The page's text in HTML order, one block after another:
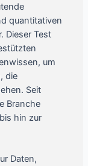
quantitativen
Dieser Test
um
die
Seit
Branche
hin zur
Daten,